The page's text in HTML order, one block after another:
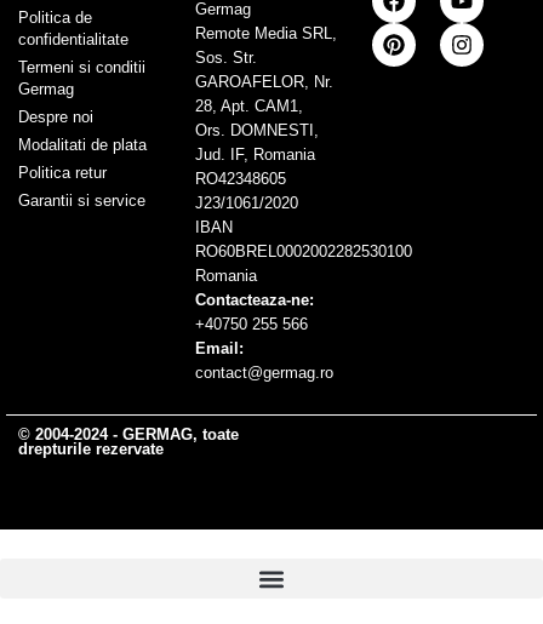
Politica de
confidentialitate
Termeni si conditii
Germag
Despre noi
Modalitati de plata
Politica retur
Garantii si service
Germag
Remote Media SRL,
Sos. Str.
GAROAFELOR, Nr.
28, Apt. CAM1,
Ors. DOMNESTI,
Jud. IF, Romania
RO42348605
J23/1061/2020
IBAN
RO60BREL0002002282530100
Romania
Contacteaza-ne:
+40750 255 566
Email:
contact@germag.ro
© 2004-2024 - GERMAG, toate
drepturile rezervate